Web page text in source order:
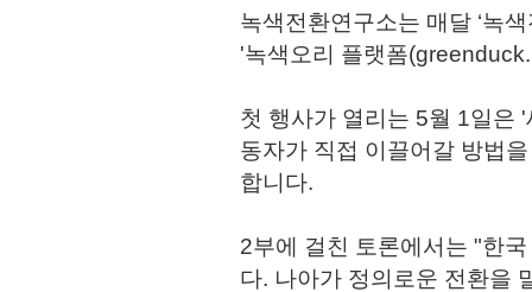
녹색전환연구소는 매달 ‘녹
'녹색오리 플랫폼
첫 행사가 열리는 5월 1일은
동자가 직접 이끌어갈 방법
합니다.
2부에 걸친 토론에서는 "한
다. 나아가 정의로운 전환을